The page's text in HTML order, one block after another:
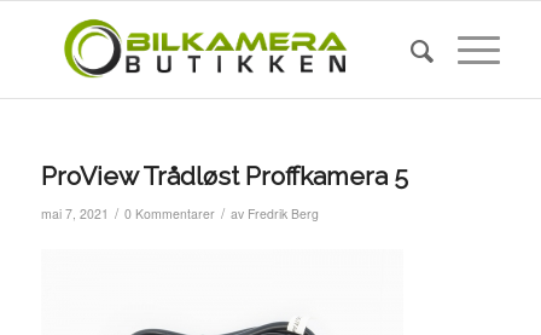
ProView Trådløst Proffkamera 5
mai 7, 2021 / 0 Kommentarer / av Fredrik Berg